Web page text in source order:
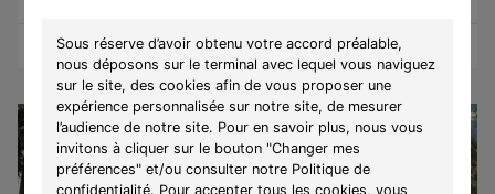
Sous réserve d’avoir obtenu votre accord préalable,
nous déposons sur le terminal avec lequel vous naviguez
sur le site, des cookies afin de vous proposer une
expérience personnalisée sur notre site, de mesurer
l’audience de notre site. Pour en savoir plus, nous vous
invitons à cliquer sur le bouton "Changer mes
préférences" et/ou consulter notre Politique de
confidentialité. Pour accepter tous les cookies, vous
Découvrir les biens Voir le programme